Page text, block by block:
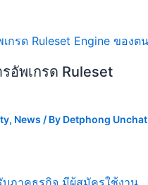
อัพเกรด Ruleset
, News / By Detphong Unchat